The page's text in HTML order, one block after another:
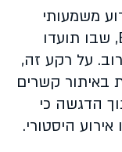
משמעותי
בשנים 2018-2019 בעיירה Epuyén, שבו תועדו
על רקע זה,
באיתור קשרים
הדגשה כי